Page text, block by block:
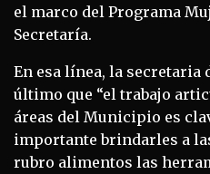
el marco del Programa
Secretaría.
En esa línea, la secretaria
último que “el trabajo
áreas del Municipio es
importante brindarles a
rubro alimentos las